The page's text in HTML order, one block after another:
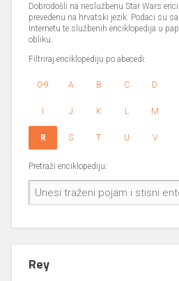
Dobrodošli na neslužbenu Star Wars
prevedenu na hrvatski jezik. Podaci su
Internetu te službenih enciklopedija u
obliku.
Filtriraj enciklopediju po abecedi:
0-9 A B C D
I J K L M
R S T U V
Pretraži enciklopediju:
Rey